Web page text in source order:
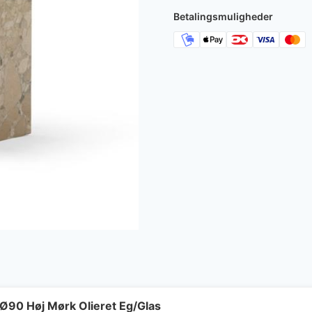
13.795 kr..
Betalingsmuligheder
Høj Mørk Olieret Eg/Glas